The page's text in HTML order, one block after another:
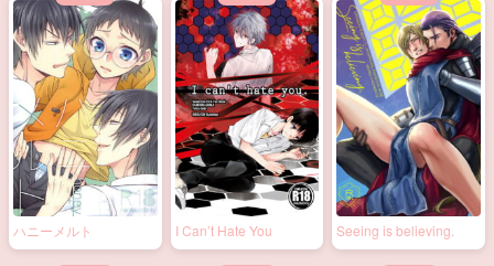
Lil’ Touch 胡乱の箱 恋する凡人